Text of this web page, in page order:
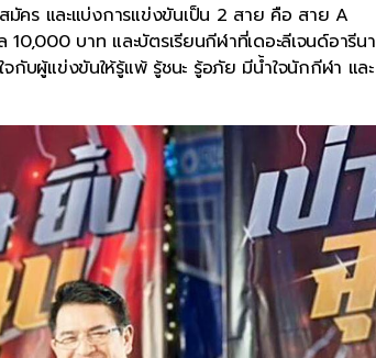
มัคร และแบ่งการแข่งขันเป็น 2 สาย คือ สาย A
บาท และบัตรเรียนกีฬาที่เดอะลีเจนด์อารีนา
บผู้แข่งขันให้รู้แพ้ รู้ชนะ รู้อภัย มีน้ำใจนักกีฬา และ